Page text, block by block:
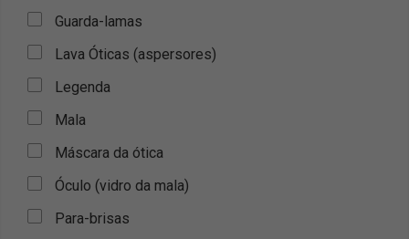
Guarda-lamas
Lava Óticas (aspersores)
Legenda
Mala
Máscara da ótica
Óculo (vidro da mala)
Para-brisas